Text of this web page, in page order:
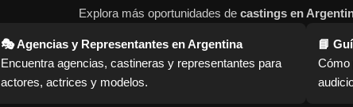
Explora más oportunidades de castings en
🎭 Agencias y Representantes en Argentina
Encuentra agencias, castineras y representantes para
actores, actrices y modelos.
📘
Cómo